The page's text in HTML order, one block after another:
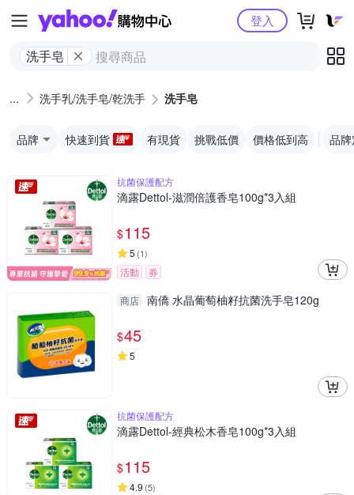
Yahoo購物中心
洗手皂
登入
洗手乳/洗手皂/乾洗手 洗手皂
品牌 快速到貨 有現貨 挑戰低價 價格低到高 品
抗菌保護配方
滴露Dettol-滋潤倍護香皂100g*3入組
$115
5 (1)
活動 券
商店 南僑 水晶葡萄柚籽抗菌洗手皂120g
$45
5
抗菌保護配方
滴露Dettol-經典松木香皂100g*3入組
$115
4.9 (5)